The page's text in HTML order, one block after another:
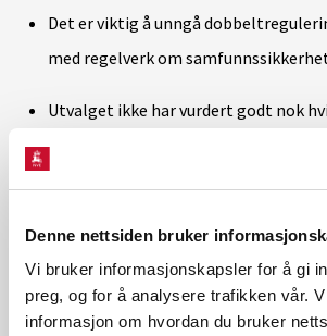
Denne nettsiden bruker
Vi bruker informasjonskapsler for å gi
preg, og for å analysere trafikken vår.
informasjon om hvordan du bruker
Det er viktig å unngå
med regelverk om
Utvalget ikke har vurdert godt nok
økonomiske konsekvenser det vil
Ansvarsprinsippet må være førende
ansvaret for forebyggende sikkerhet
samfunnssektorene.